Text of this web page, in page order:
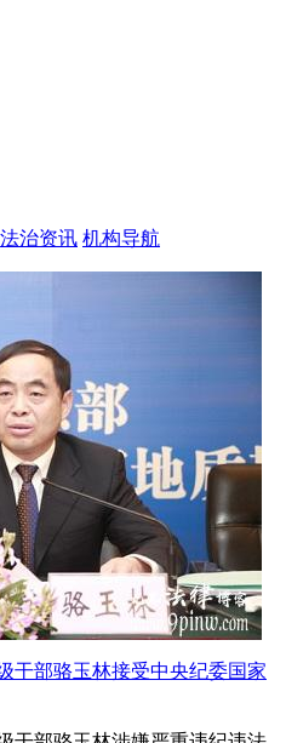
法治资讯 机构导航
干部骆玉林接受中央纪委国家